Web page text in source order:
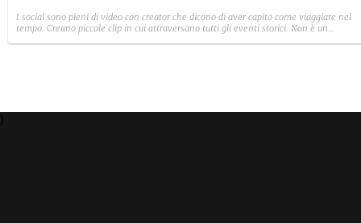
I social sono pieni di video con creator che dicono di aver capito come viaggiare nel
tempo. Creano piccole clip in cui attraversano tutti gli eventi storici. Non è un